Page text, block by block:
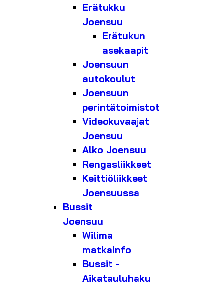
Erätukku
Joensuu
Erätukun
asekaapit
Joensuun
autokoulut
Joensuun
perintätoimistot
Videokuvaajat
Joensuu
Alko Joensuu
Rengasliikkeet
Keittiöliikkeet
Joensuussa
Bussit
Joensuu
Wilima
matkainfo
Bussit -
Aikatauluhaku